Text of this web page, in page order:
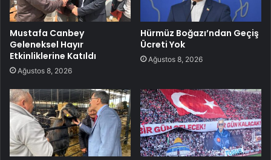
Mustafa Canbey
Geleneksel Hayır
Etkinliklerine Katıldı
Ağustos 8, 2026
Hürmüz Boğazı’ndan Geçiş
Ücreti Yok
Ağustos 8, 2026